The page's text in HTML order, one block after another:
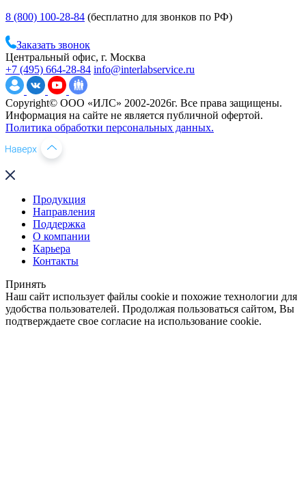
8 (800) 100-28-84 (бесплатно для звонков по РФ)
Заказать звонок
Центральный офис, г. Москва
+7 (495) 664-28-84 info@interlabservice.ru
Copyright© ООО «ИЛС» 2002-2026г. Все права защищены.
Информация на сайте не является публичной офертой.
Политика обработки персональных данных.
Продукция
Направления
Поддержка
О компании
Карьера
Контакты
Принять
Наш сайт использует файлы cookie и похожие технологии для
удобства пользователей. Продолжая пользоваться сайтом, Вы
подтверждаете свое согласие на использование cookie.